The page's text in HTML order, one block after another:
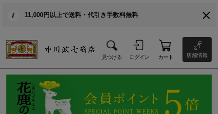
11,000円以上で送料・代引き手数料無料
見つける ログイン カート 店舗情報